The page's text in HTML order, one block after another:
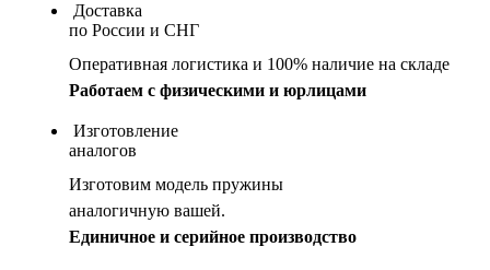
Доставка
по России и СНГ
Оперативная логистика и 100% наличие на складе
Работаем с физическими и юрлицами
Изготовление
аналогов
Изготовим модель пружины
аналогичную вашей.
Единичное и серийное производство